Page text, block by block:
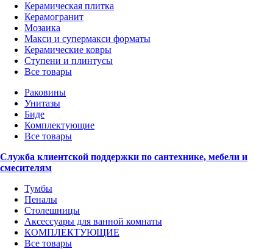
Керамическая плитка
Керамогранит
Мозаика
Макси и супермакси форматы
Керамические ковры
Ступени и плинтусы
Все товары
Раковины
Унитазы
Биде
Комплектующие
Все товары
Служба клиентской поддержки по сантехнике, мебели и
смесителям
Тумбы
Пеналы
Столешницы
Аксессуары для ванной комнаты
КОМПЛЕКТУЮЩИЕ
Все товары